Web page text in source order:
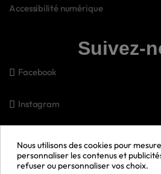
Accessibilité numérique
Suivez-
Facebook
Instagram
Snapchat
Nous utilisons des cookies pour
personnaliser les contenus et
refuser ou personnaliser vos choix.